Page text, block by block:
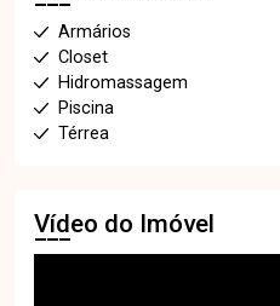
Armários
Closet
Hidromassagem
Piscina
Térrea
Vídeo do Imóvel